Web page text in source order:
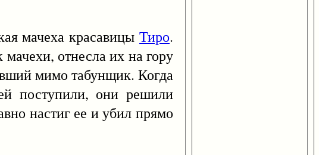
мачеха красавицыТиро.
отнесла их на гору
мимо табунщик. Когда
поступили, они решили
настиг ее и убил прямо